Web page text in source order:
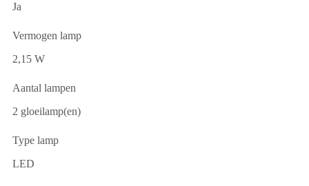
Ja
Vermogen lamp
2,15 W
Aantal lampen
2 gloeilamp(en)
Type lamp
LED